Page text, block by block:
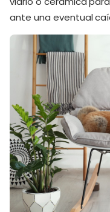
ante una eventual